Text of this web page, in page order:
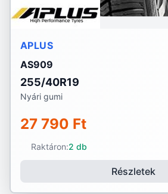
APLUS
AS909
255/40R19
Nyári gumi
27 790 Ft
Raktáron:2 db
Részletek